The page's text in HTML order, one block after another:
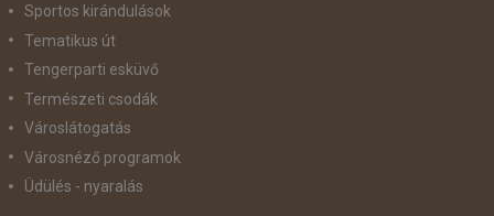
Sportos kirándulások
Tematikus út
Tengerparti esküvő
Természeti csodák
Városlátogatás
Városnéző programok
Üdülés - nyaralás